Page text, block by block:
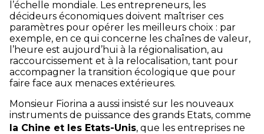
l’échelle mondiale. Les entrepreneurs, les
décideurs économiques doivent maîtriser ces
paramètres pour opérer les meilleurs choix : par
exemple, en ce qui concerne les chaînes de valeur,
l’heure est aujourd’hui à la régionalisation, au
raccourcissement et à la relocalisation, tant pour
accompagner la transition écologique que pour
faire face aux menaces extérieures.
Monsieur Fiorina a aussi insisté sur les nouveaux
instruments de puissance des grands Etats, comme
la Chine et les Etats-Unis, que les entreprises ne